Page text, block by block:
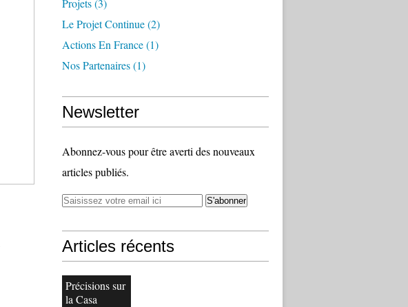
Projets(3)
Le Projet Continue(2)
Actions En France(1)
Nos Partenaires(1)
Newsletter
Abonnez-vous pour être averti des nouveaux
articles publiés.
Articles récents
Précisions sur
la Casa